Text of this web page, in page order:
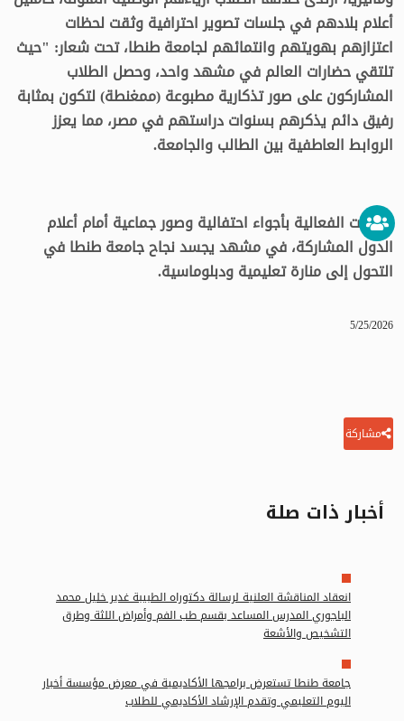
أعلام بلادهم في جلسات تصوير احترافية وثقت لحظات
اعتزازهم بهويتهم وانتمائهم لجامعة طنطا، تحت شعار: "حيث
تلتقي حضارات العالم في مشهد واحد، وحصل الطلاب
المشاركون على صور تذكارية مطبوعة (ممغنطة) لتكون بمثابة
رفيق دائم يذكرهم بسنوات دراستهم في مصر، مما يعزز
الروابط العاطفية بين الطالب والجامعة.
اختتمت الفعالية بأجواء احتفالية وصور جماعية أمام أعلام
الدول المشاركة، في مشهد يجسد نجاح جامعة طنطا في
التحول إلى منارة تعليمية ودبلوماسية.
5/25/2026
مشاركة
أخبار ذات صلة
انعقاد المناقشة العلنية لرسالة دكتوراه الطبيبة غدير خليل محمد
الباجوري المدرس المساعد بقسم طب الفم وأمراض اللثة وطرق
التشخيص والأشعة
جامعة طنطا تستعرض برامجها الأكاديمية في معرض مؤسسة أخبار
اليوم التعليمي وتقدم الإرشاد الأكاديمي للطلاب